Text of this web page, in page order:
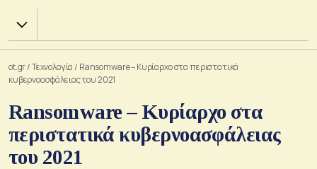
Χ.Α.
ot.gr/Τεχνολογία / Ransomware – Κυρίαρχο στα περιστατικά
κυβερνοασφάλειας του 2021
Ransomware – Κυρίαρχο στα
περιστατικά κυβερνοασφάλειας
του 2021